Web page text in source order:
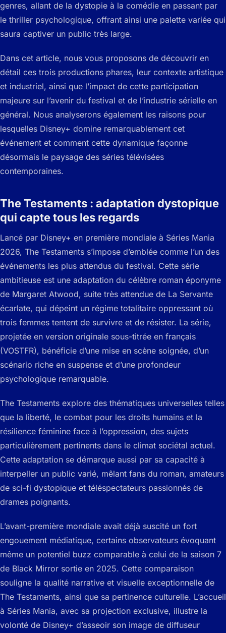
genres, allant de la dystopie à la comédie en passant par
le thriller psychologique, offrant ainsi une palette variée qui
saura captiver un public très large.
Dans cet article, nous vous proposons de découvrir en
détail ces trois productions phares, leur contexte artistique
et industriel, ainsi que l’impact de cette participation
majeure sur l’avenir du festival et de l’industrie sérielle en
général. Nous analyserons également les raisons pour
lesquelles Disney+ domine remarquablement cet
événement et comment cette dynamique façonne
désormais le paysage des séries télévisées
contemporaines.
The Testaments : adaptation dystopique
qui capte tous les regards
Lancé par Disney+ en première mondiale à Séries Mania
2026, The Testaments s’impose d’emblée comme l’un des
événements les plus attendus du festival. Cette série
ambitieuse est une adaptation du célèbre roman éponyme
de Margaret Atwood, suite très attendue de La Servante
écarlate, qui dépeint un régime totalitaire oppressant où
trois femmes tentent de survivre et de résister. La série,
projetée en version originale sous-titrée en français
(VOSTFR), bénéficie d’une mise en scène soignée, d’un
scénario riche en suspense et d’une profondeur
psychologique remarquable.
The Testaments explore des thématiques universelles telles
que la liberté, le combat pour les droits humains et la
résilience féminine face à l’oppression, des sujets
particulièrement pertinents dans le climat sociétal actuel.
Cette adaptation se démarque aussi par sa capacité à
interpeller un public varié, mêlant fans du roman, amateurs
de sci-fi dystopique et téléspectateurs passionnés de
drames poignants.
L’avant-première mondiale avait déjà suscité un fort
engouement médiatique, certains observateurs évoquant
même un potentiel buzz comparable à celui de la saison 7
de Black Mirror sortie en 2025. Cette comparaison
souligne la qualité narrative et visuelle exceptionnelle de
The Testaments, ainsi que sa pertinence culturelle. L’accueil
à Séries Mania, avec sa projection exclusive, illustre la
volonté de Disney+ d’asseoir son image de diffuseur